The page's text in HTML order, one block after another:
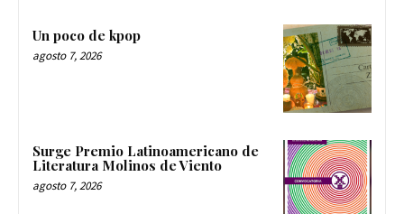
Un poco de kpop
agosto 7, 2026
Surge Premio Latinoamericano de
Literatura Molinos de Viento
agosto 7, 2026